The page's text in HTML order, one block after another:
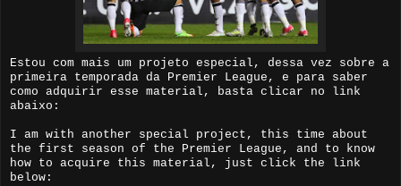
Estou com mais um projeto especial, dessa vez sobre a
primeira temporada da Premier League, e para saber
como adquirir esse material, basta clicar no link
abaixo:
I am with another special project, this time about
the first season of the Premier League, and to know
how to acquire this material, just click the link
below: